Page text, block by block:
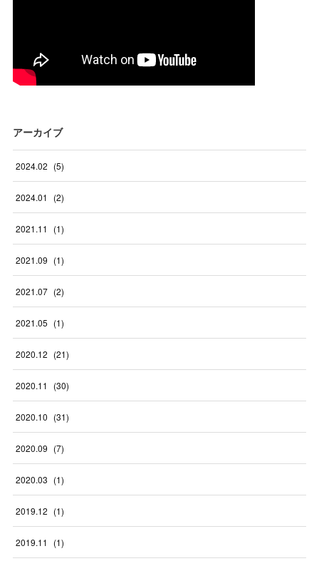
アーカイブ
2024.02 (5)
2024.01 (2)
2021.11 (1)
2021.09 (1)
2021.07 (2)
2021.05 (1)
2020.12 (21)
2020.11 (30)
2020.10 (31)
2020.09 (7)
2020.03 (1)
2019.12 (1)
2019.11 (1)